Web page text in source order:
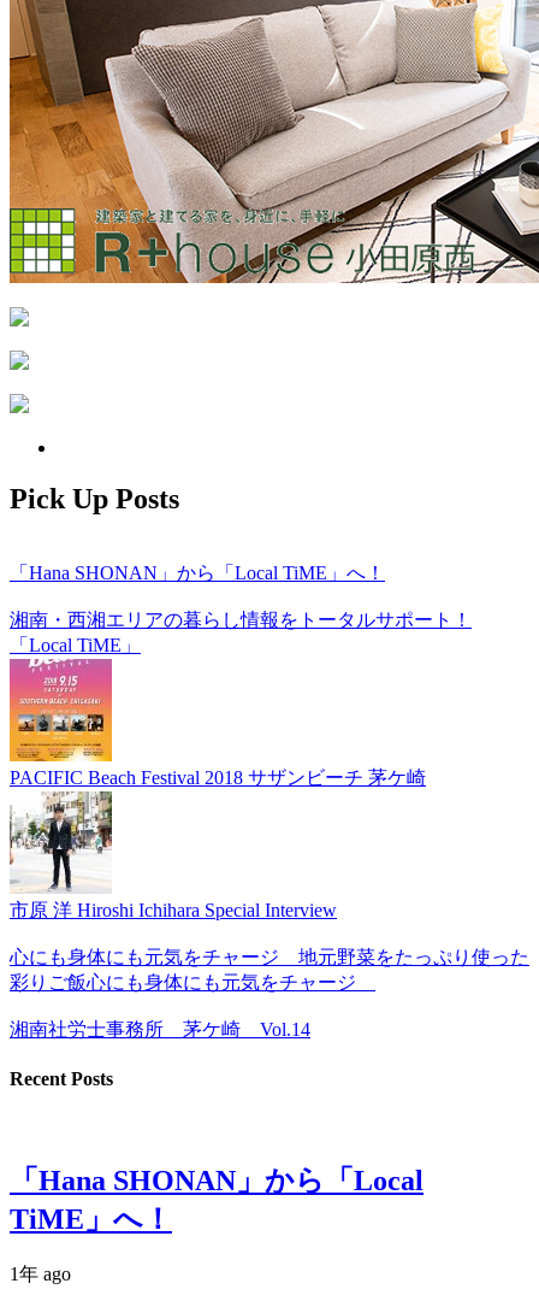
Pick Up Posts
「Hana SHONAN」から「Local TiME」へ！
湘南・西湘エリアの暮らし情報をトータルサポート！
「Local TiME」
PACIFIC Beach Festival 2018 サザンビーチ 茅ケ崎
市原 洋 Hiroshi Ichihara Special Interview
心にも身体にも元気をチャージ 地元野菜をたっぷり使った
彩りご飯心にも身体にも元気をチャージ
湘南社労士事務所 茅ケ崎 Vol.14
Recent Posts
「Hana SHONAN」から「Local
TiME」へ！
1年 ago